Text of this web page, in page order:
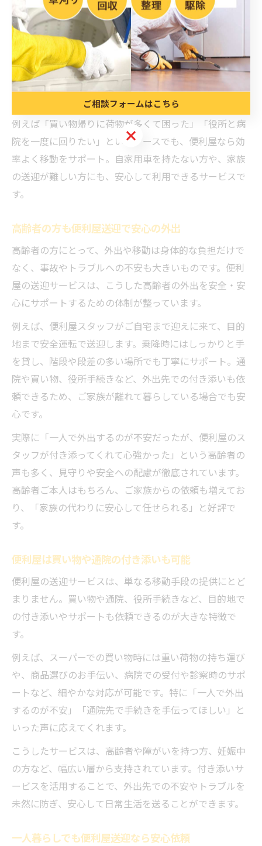
送迎を手配できるため、移動の手間や時間を大幅に減ら
すことができます。事前予約はもちろん、急な依頼や複
数の立ち寄りにも柔軟に対応できる点が大きな特徴で
す。また、送迎時の待機や荷物運び、必要に応じて付き
添いまでサポートしてくれるため、移動による心身の負
担を最小限に抑えられます。
例えば「買い物帰りに荷物が多くて困った」「役所と病
院を一度に回りたい」というケースでも、便利屋なら効
率よく移動をサポート。自家用車を持たない方や、家族
の送迎が難しい方にも、安心して利用できるサービスで
す。
高齢者の方も便利屋送迎で安心の外出
高齢者の方にとって、外出や移動は身体的な負担だけで
なく、事故やトラブルへの不安も大きいものです。便利
屋の送迎サービスは、こうした高齢者の外出を安全・安
心にサポートするための体制が整っています。
例えば、便利屋スタッフがご自宅まで迎えに来て、目的
地まで安全運転で送迎します。乗降時にはしっかりと手
を貸し、階段や段差の多い場所でも丁寧にサポート。通
院や買い物、役所手続きなど、外出先での付き添いも依
頼できるため、ご家族が離れて暮らしている場合でも安
心です。
実際に「一人で外出するのが不安だったが、便利屋のス
タッフが付き添ってくれて心強かった」という高齢者の
声も多く、見守りや安全への配慮が徹底されています。
高齢者ご本人はもちろん、ご家族からの依頼も増えてお
り、「家族の代わりに安心して任せられる」と好評で
す。
便利屋は買い物や通院の付き添いも可能
便利屋の送迎サービスは、単なる移動手段の提供にとど
まりません。買い物や通院、役所手続きなど、目的地で
の付き添いやサポートも依頼できるのが大きな特徴で
す。
例えば、スーパーでの買い物時には重い荷物の持ち運び
や、商品選びのお手伝い、病院での受付や診察時のサポ
ートなど、細やかな対応が可能です。特に「一人で外出
するのが不安」「通院先で手続きを手伝ってほしい」と
いった声に応えてくれます。
こうしたサービスは、高齢者や障がいを持つ方、妊娠中
の方など、幅広い層から支持されています。付き添いサ
ービスを活用することで、外出先での不安やトラブルを
未然に防ぎ、安心して日常生活を送ることができます。
一人暮らしでも便利屋送迎なら安心依頼
ご相談フォームはこちら
ご相談フォームはこちら